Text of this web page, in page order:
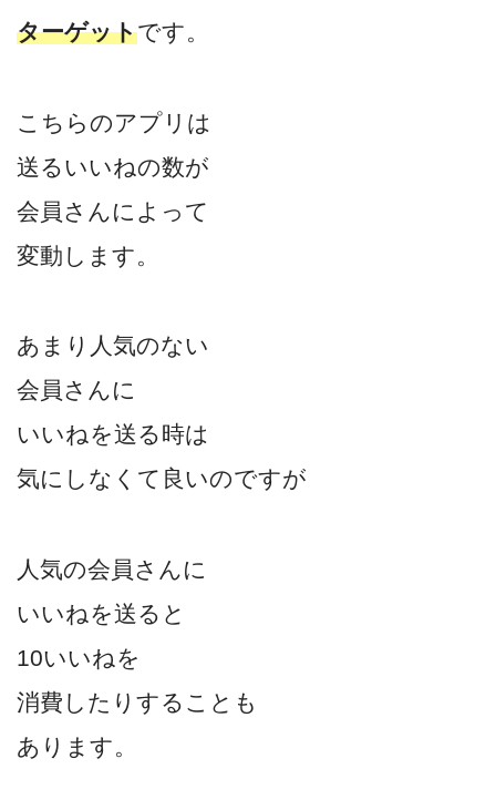
ターゲットです。
こちらのアプリは
送るいいねの数が
会員さんによって
変動します。
あまり人気のない
会員さんに
いいねを送る時は
気にしなくて良いのですが
人気の会員さんに
いいねを送ると
10いいねを
消費したりすることも
あります。